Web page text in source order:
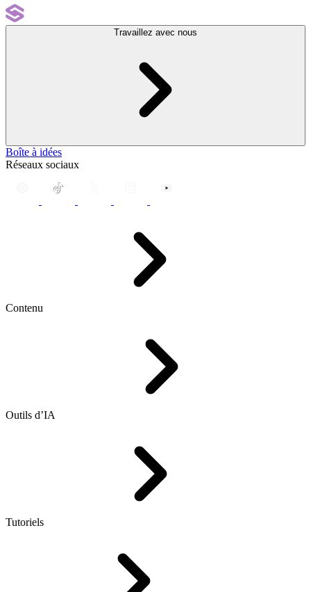
Travaillez avec nous
Boîte à idées
Réseaux sociaux
Contenu
Outils d’IA
Tutoriels